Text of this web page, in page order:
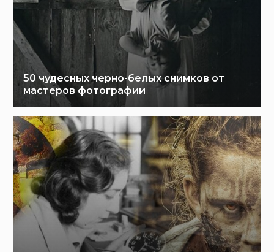
50 чудесных черно-белых снимков от
мастеров фотографии